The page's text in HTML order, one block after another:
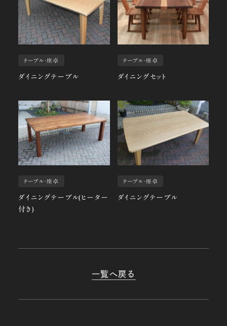
テーブル・座卓
ダイニングテーブル
テーブル・座卓
ダイニングセット
テーブル・座卓
ダイニングテーブル(ヒーター
付き)
テーブル・座卓
ダイニングテーブル
一覧へ戻る